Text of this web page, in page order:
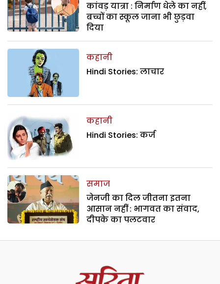
कांवड़ यात्रा : निर्माण धेले का नहीं,
बच्चों का स्कूल जाना भी छुड़वा
दिया
कहानी
Hindi Stories: लाचार
कहानी
Hindi Stories: कर्ज
समाज
जेनजी का दिल जीतना इतना
आसान नहीं : भागवत का संवाद,
दीपके का पलटवार